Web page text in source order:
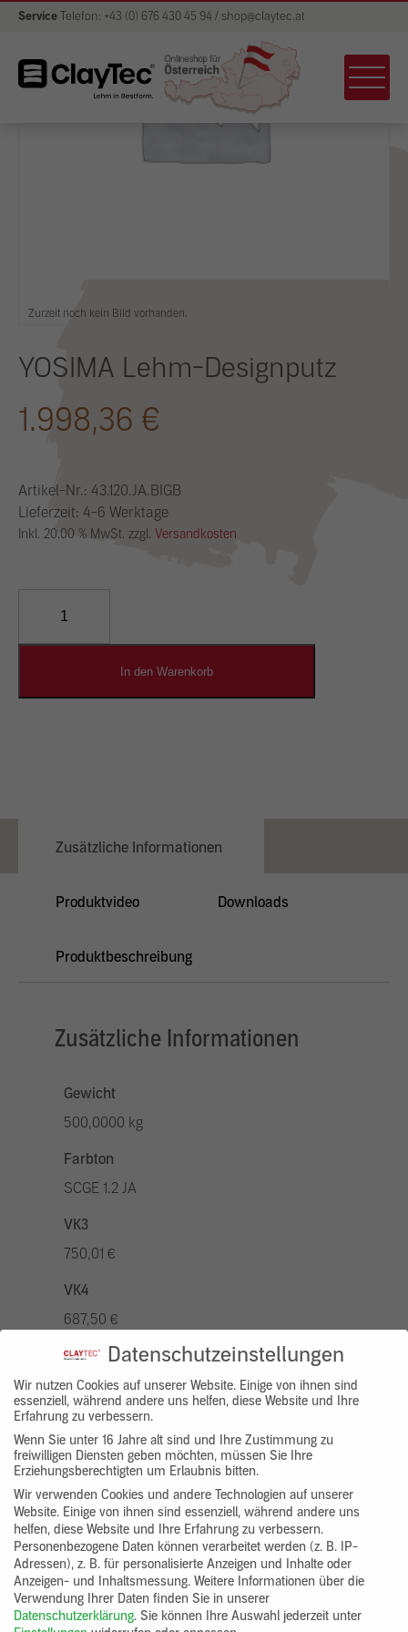
Service Telefon: +43 (0) 676 430 45 94 / shop@claytec.at
Zurzeit noch kein Bild vorhanden.
YOSIMA Lehm-Designputz
1.998,36 €
Artikel-Nr.: 43.120.JA.BIGB
Lieferzeit: 4-6 Werktage
Inkl. 20.00 % MwSt. zzgl. Versandkosten
Designputz
In den Warenkorb
Zusätzliche Informationen
Produktvideo Downloads
Produktbeschreibung
Zusätzliche Informationen
Gewicht
500,0000 kg
Farbton
SCGE 1.2 JA
VK3
750,01 €
VK4
687,50 €
VK5
875,01 €
VK7
625,00 €
Gruppenprodukt
yosima_designputz_bigb
Datenschutzeinstellungen
Wir nutzen Cookies auf unserer Website. Einige von ihnen sind
essenziell, während andere uns helfen, diese Website und Ihre
Erfahrung zu verbessern.
Wenn Sie unter 16 Jahre alt sind und Ihre Zustimmung zu
freiwilligen Diensten geben möchten, müssen Sie Ihre
Erziehungsberechtigten um Erlaubnis bitten.
Wir verwenden Cookies und andere Technologien auf unserer
Website. Einige von ihnen sind essenziell, während andere uns
helfen, diese Website und Ihre Erfahrung zu verbessern.
Personenbezogene Daten können verarbeitet werden (z. B. IP-
Adressen), z. B. für personalisierte Anzeigen und Inhalte oder
Anzeigen- und Inhaltsmessung. Weitere Informationen über die
Verwendung Ihrer Daten finden Sie in unserer
Datenschutzerklärung. Sie können Ihre Auswahl jederzeit unter